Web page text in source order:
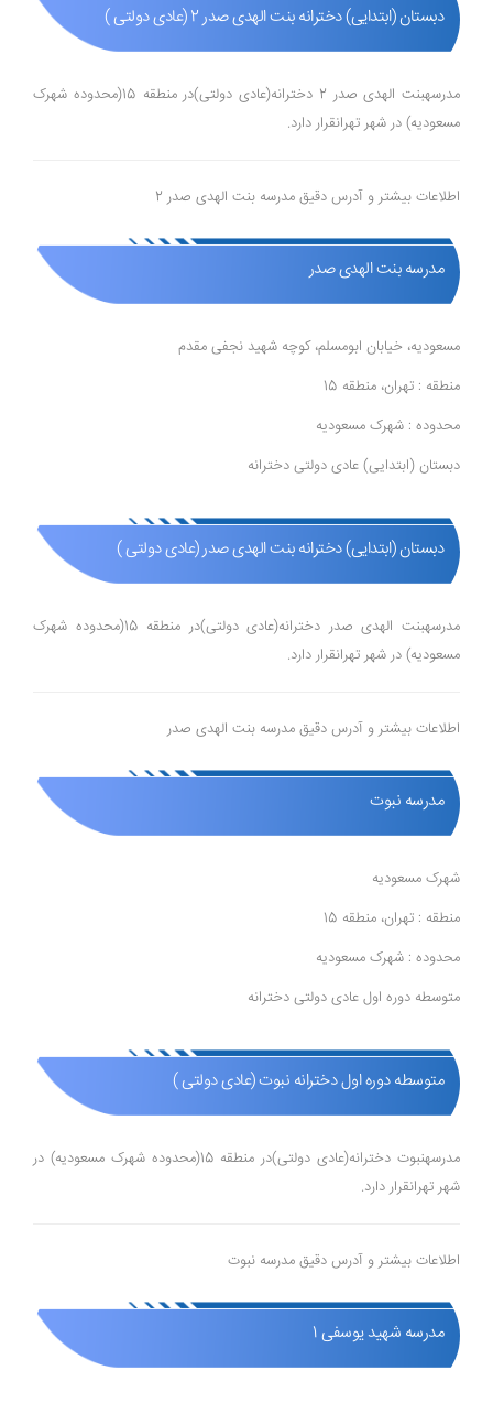
دبستان (ابتدایی) دخترانه بنت الهدی صدر 2 (عادی دولتی )
مدرسهبنت الهدی صدر 2 دخترانه(عادی دولتی)در منطقه 15(محدوده شهرک
مسعودیه) در شهر تهرانقرار دارد.
اطلاعات بیشتر و آدرس دقیق مدرسه بنت الهدی صدر 2
مدرسه بنت الهدی صدر
مسعودیه، خیابان ابومسلم، کوچه شهید نجفی مقدم
منطقه : تهران، منطقه 15
محدوده : شهرک مسعودیه
دبستان (ابتدایی) عادی دولتی دخترانه
دبستان (ابتدایی) دخترانه بنت الهدی صدر (عادی دولتی )
مدرسهبنت الهدی صدر دخترانه(عادی دولتی)در منطقه 15(محدوده شهرک
مسعودیه) در شهر تهرانقرار دارد.
اطلاعات بیشتر و آدرس دقیق مدرسه بنت الهدی صدر
مدرسه نبوت
شهرک مسعودیه
منطقه : تهران، منطقه 15
محدوده : شهرک مسعودیه
متوسطه دوره اول عادی دولتی دخترانه
متوسطه دوره اول دخترانه نبوت (عادی دولتی )
مدرسهنبوت دخترانه(عادی دولتی)در منطقه 15(محدوده شهرک مسعودیه) در
شهر تهرانقرار دارد.
اطلاعات بیشتر و آدرس دقیق مدرسه نبوت
مدرسه شهید یوسفی 1